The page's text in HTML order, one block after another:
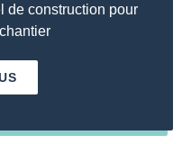
de construction pour